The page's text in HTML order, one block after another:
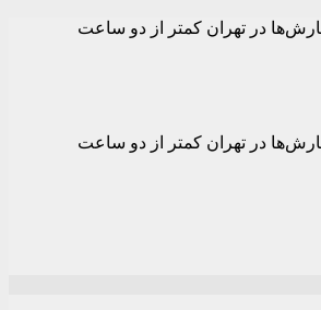
در تهران کمتر از دو ساعت
در تهران کمتر از دو ساعت